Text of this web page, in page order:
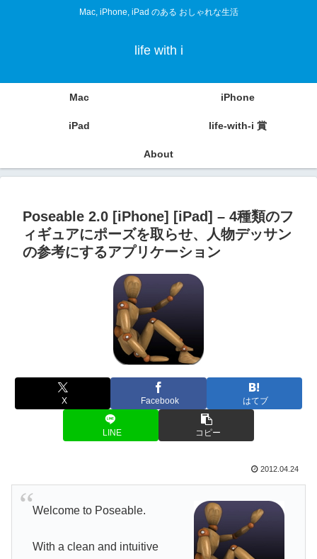
Mac, iPhone, iPad のある おしゃれな生活
life with i
Mac iPhone
iPad life-with-i 賞
About
Poseable 2.0 [iPhone] [iPad] – 4種類のフ
ィギュアにポーズを取らせ、人物デッサン
の参考にするアプリケーション
X Facebook はてブ
LINE コピー
2012.04.24
Welcome to Poseable.
With a clean and intuitive